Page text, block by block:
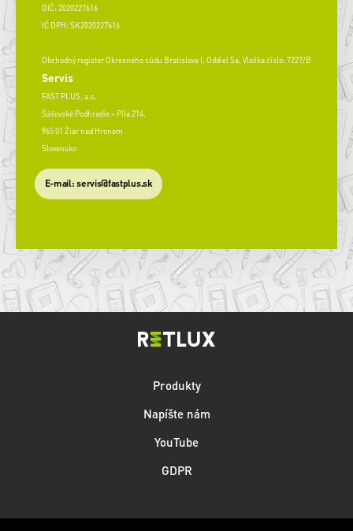
DIČ: 2020227616
IČ DPH: SK2020227616
Obchodný register Okresného súdu Bratislava I, Oddiel Sa, Vložka číslo: 7227/B
Servis
FAST PLUS, a.s.
Šášovské Podhradie – Píla 214,
965 01 Žiar nad Hronom
Slovensko
​E-mail: servis@fastplus.sk
Produkty
Napíšte nám
YouTube
GDPR